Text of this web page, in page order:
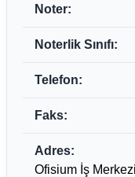
Noter:
Noterlik Sınıfı:
Telefon:
Faks:
Adres:
Ofisium İş